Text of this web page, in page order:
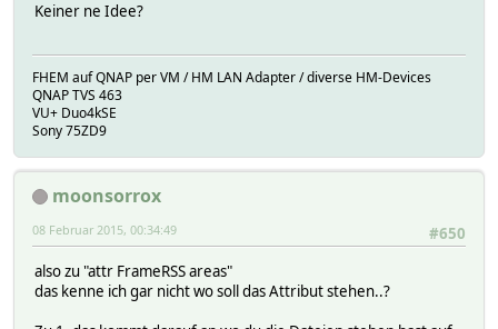
Keiner ne Idee?
FHEM auf QNAP per VM / HM LAN Adapter / diverse HM-Devices
QNAP TVS 463
VU+ Duo4kSE
Sony 75ZD9
moonsorrox
#650
08 Februar 2015, 00:34:49
also zu "attr FrameRSS areas"
das kenne ich gar nicht wo soll das Attribut stehen..?